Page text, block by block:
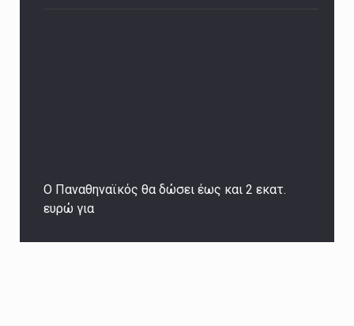
Ο Παναθηναϊκός θα δώσει έως και 2 εκατ.
ευρώ για